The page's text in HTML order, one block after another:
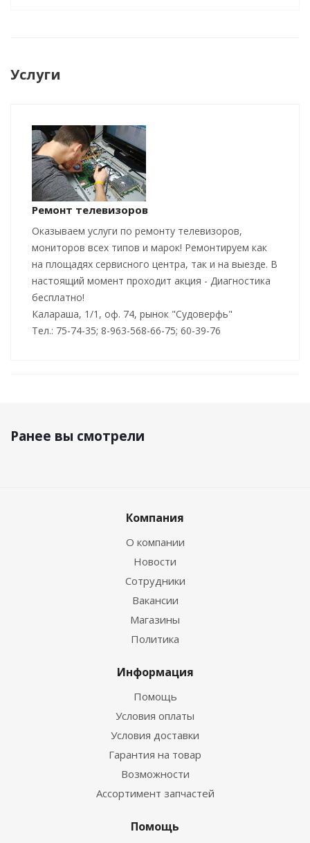
Услуги
Ремонт телевизоров
Оказываем услуги по ремонту телевизоров,
мониторов всех типов и марок! Ремонтируем как
на площадях сервисного центра, так и на выезде. В
настоящий момент проходит акция - Диагностика
бесплатно!
Калараша, 1/1, оф. 74, рынок "Судоверфь"
Тел.: 75-74-35; 8-963-568-66-75; 60-39-76
Ранее вы смотрели
Компания
О компании
Новости
Сотрудники
Вакансии
Магазины
Политика
Информация
Помощь
Условия оплаты
Условия доставки
Гарантия на товар
Возможности
Ассортимент запчастей
Помощь